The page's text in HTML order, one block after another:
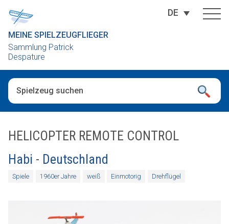
MEINE SPIELZEUGFLIEGER
Sammlung Patrick
Despature
DE
HELICOPTER REMOTE CONTROL
Habi - Deutschland
Spiele 1960er Jahre weiß Einmotorig Drehflügel